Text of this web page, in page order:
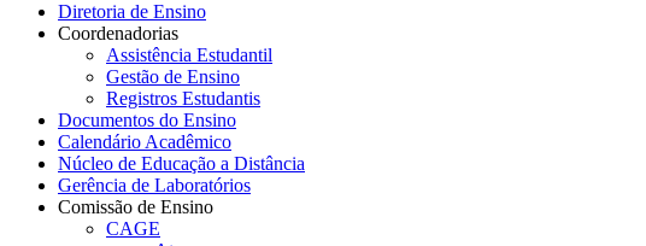
Diretoria de Ensino
Coordenadorias
Assistência Estudantil
Gestão de Ensino
Registros Estudantis
Documentos do Ensino
Calendário Acadêmico
Núcleo de Educação a Distância
Gerência de Laboratórios
Comissão de Ensino
CAGE